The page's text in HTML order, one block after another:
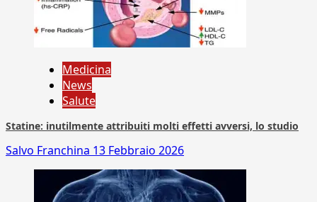
Medicina
News
Salute
Statine: inutilmente attribuiti molti effetti avversi, lo studio
Salvo Franchina 13 Febbraio 2026